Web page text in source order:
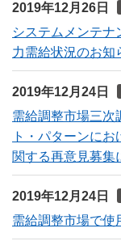
2019年12月26日
システムメンテナ
力需給状況のお知
2019年12月24日
需給調整市場三
ト・パターンに
関する再意見募集
2019年12月24日
需給調整市場で使